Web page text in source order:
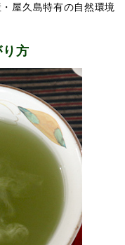
屋久島特有の自然環境
方